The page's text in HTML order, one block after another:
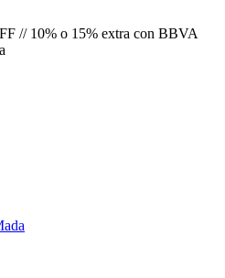
// 10% o 15% extra con BBVA